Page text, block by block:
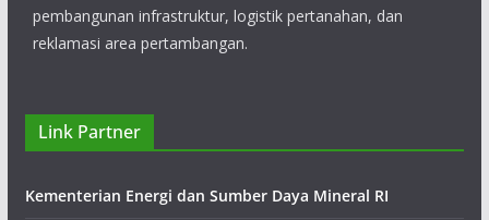
pembangunan infrastruktur, logistik pertanahan, dan
reklamasi area pertambangan.
PT Pamapersada Nusantara
PT Pamapersada Nusantara didirikan sebagai sebuah
penambangan batubara yang kemudian dipercaya juga untuk
Link Partner
Kementerian Energi dan Sumber Daya Mineral RI